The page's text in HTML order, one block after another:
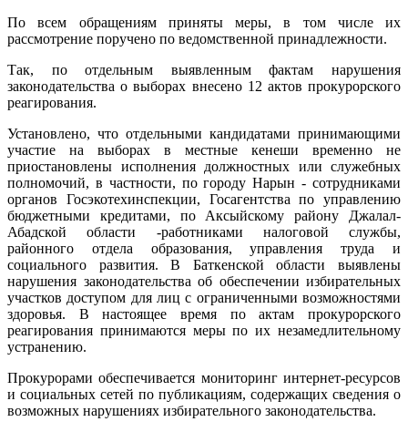
По всем обращениям приняты меры, в том числе их
рассмотрение поручено по ведомственной принадлежности.
Так, по отдельным выявленным фактам нарушения
законодательства о выборах внесено 12 актов прокурорского
реагирования.
Установлено, что отдельными кандидатами принимающими
участие на выборах в местные кенеши временно не
приостановлены исполнения должностных или служебных
полномочий, в частности, по городу Нарын - сотрудниками
органов Госэкотехинспекции, Госагентства по управлению
бюджетными кредитами, по Аксыйскому району Джалал-
Абадской области -работниками налоговой службы,
районного отдела образования, управления труда и
социального развития. В Баткенской области выявлены
нарушения законодательства об обеспечении избирательных
участков доступом для лиц с ограниченными возможностями
здоровья. В настоящее время по актам прокурорского
реагирования принимаются меры по их незамедлительному
устранению.
Прокурорами обеспечивается мониторинг интернет-ресурсов
и социальных сетей по публикациям, содержащих сведения о
возможных нарушениях избирательного законодательства.